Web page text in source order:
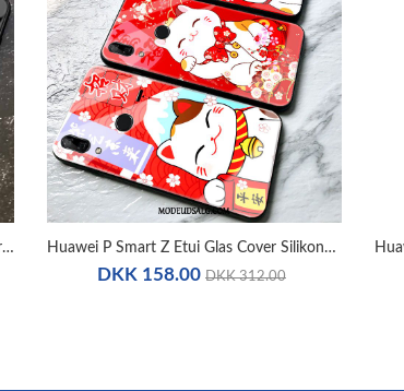
Huawei P Smart Z Etui / Cover Silikone Kreativ Sort Glas Alt Inklusive Huawei P Smart Z Etui Glas Cover Silikone Af Personlighed Spejl
DKK 158.00 DKK 312.00